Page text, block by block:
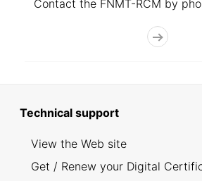
Contact the FNMT-RCM by
Technical support
View the Web site
Get / Renew your Digital